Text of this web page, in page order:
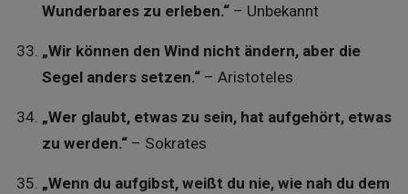
Wunderbares zu erleben.“– Unbekannt
„Wir können den Wind nicht ändern, aber die
Segel anders setzen.“– Aristoteles
„Wer glaubt, etwas zu sein, hat aufgehört, etwas
zu werden.“– Sokrates
„Wenn du aufgibst, weißt du nie, wie nah du dem